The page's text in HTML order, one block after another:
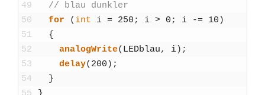
49
50
51
52
53
54
// blau dunk­ler
for
( int i = 250 ; i > 0 ; i -= 10 )
{
ana­log­Wri­te( LED­blau, i) ;
delay( 200 ) ;
}